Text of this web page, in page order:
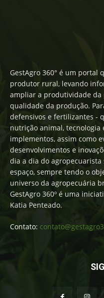
GestAgro 360° é um portal
produtor rural, levando
ampliar a produtividade da
qualidade da produção.
defensivos e fertilizantes -
nutrição animal,
implementos, assim como
desenvolvimentos e
dia a dia do
espaço, sempre tendo o
universo da agropecuária
GestAgro 360º é uma
Katia Penteado.
Contato: